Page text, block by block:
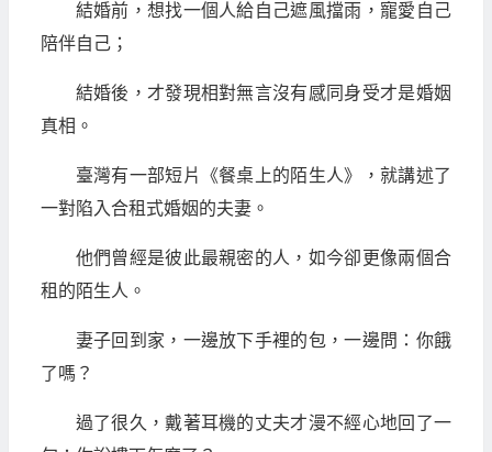
結婚前，想找一個人給自己遮風擋雨，寵愛自己
陪伴自己；
結婚後，才發現相對無言沒有感同身受才是婚姻
真相。
臺灣有一部短片《餐桌上的陌生人》，就講述了
一對陷入合租式婚姻的夫妻。
他們曾經是彼此最親密的人，如今卻更像兩個合
租的陌生人。
妻子回到家，一邊放下手裡的包，一邊問：你餓
了嗎？
過了很久，戴著耳機的丈夫才漫不經心地回了一